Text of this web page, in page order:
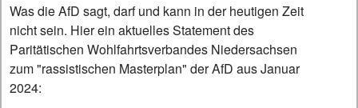
Was die AfD sagt, darf und kann in der heutigen Zeit
nicht sein. Hier ein aktuelles Statement des
Paritätischen Wohlfahrtsverbandes Niedersachsen
zum "rassistischen Masterplan" der AfD aus Januar
2024: